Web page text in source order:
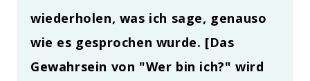
wiederholen, was ich sage, genauso
wie es gesprochen wurde. [Das
Gewahrsein von "Wer bin ich?" wird